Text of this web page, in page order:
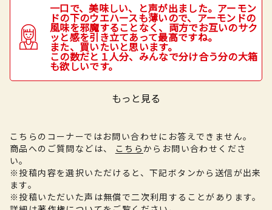
一口で、美味しい、と声が出ました。アーモン
ドの下のウエハースも薄いので、アーモンドの
風味を邪魔することなく、両方でお互いのサク
ッと感を引き立てあって最高ですね。
また、買いたいと思います。
この数だと１人分、みんなで分け合う分の大箱
も欲しいです。
もっと見る
こちらのコーナーではお問い合わせにお答えできません。
商品へのご質問などは、
こちらからお問い合わせくださ
い。
※投稿内容を選択いただけると、下記ボタンから送信が出来
ます。
※投稿いただいた声は無償で二次利用することがあります。